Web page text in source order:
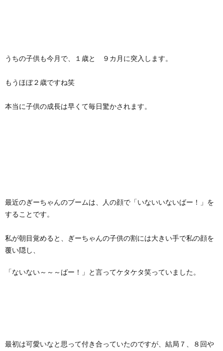
うちの子供も今月で、１歳と ９カ月に突入します。
もうほぼ２歳ですね笑
本当に子供の成長は早くて毎日驚かされます。
最近のぎーちゃんのブームは、人の顔で「いないいないばー！」を
することです。
私が朝目覚めると、ぎーちゃんの子供の割には大きい手で私の顔を
覆い隠し、
「ないない～～～ばー！」と言ってケタケタ笑っていました。
最初は可愛いなと思って付き合っていたのですが、結局７、８回や